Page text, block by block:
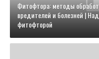
Фитофтора: методы
вредителей и болезней |
фитофторой